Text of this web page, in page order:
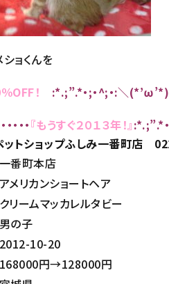
ショくんを
OFF！ :*.;”.*・;・^;・:＼
・・・『もうすぐ２０１３年！』:*.;”.*
トショップふしみ一番町店
一番町本店
アメリカンショートヘア
クリームマッカレルタビー
男の子
2012-10-20
168000円→128000円